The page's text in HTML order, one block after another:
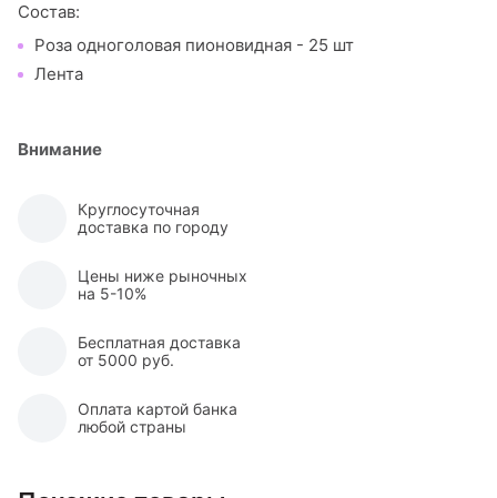
Состав:
Роза одноголовая пионовидная - 25 шт
Лента
Внимание
Круглосуточная
доставка по городу
Цены ниже рыночных
на 5-10%
Бесплатная доставка
от 5000 руб.
Оплата картой банка
любой страны